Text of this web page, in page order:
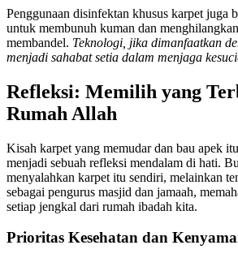
Penggunaan disinfektan khusus karpet juga
untuk membunuh kuman dan
membandel. Teknologi, jika dimanfaatkan
menjadi sahabat setia dalam menjaga
Refleksi: Memilih yang
Rumah Allah
Kisah karpet yang memudar dan bau apek
menjadi sebuah refleksi mendalam di hati.
menyalahkan karpet itu sendiri, melainkan
sebagai pengurus masjid dan jamaah,
setiap jengkal dari rumah ibadah kita.
Prioritas Kesehatan dan